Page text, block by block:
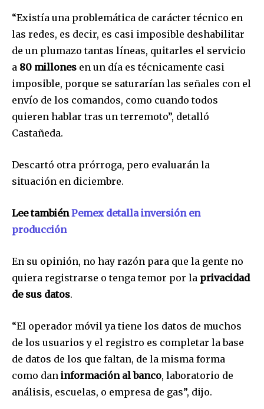
Únete a nuestra comunidad de
suscriptores y sé parte de la
conversación.
Para suscribirte, solo escribe tu dirección de correo eletrónico
y da click en el botón de "suscribir". No te preocupes,
INBOX. Tu información está segura con nosotros.
Política de Privacidad
32,111 32,214 11,243
“Existía una problemática de carácter técnico en
las redes, es decir, es casi imposible deshabilitar
de un plumazo tantas líneas, quitarles el servicio
a 80 millones en un día es técnicamente casi
imposible, porque se saturarían las señales con el
envío de los comandos, como cuando todos
quieren hablar tras un terremoto”, detalló
Castañeda.
Descartó otra prórroga, pero evaluarán la
situación en diciembre.
Lee tambiénPemex detalla inversión en
producción
En su opinión, no hay razón para que la gente no
quiera registrarse o tenga temor por la privacidad
de sus datos.
“El operador móvil ya tiene los datos de muchos
de los usuarios y el registro es completar la base
de datos de los que faltan, de la misma forma
como dan información al banco, laboratorio de
análisis, escuelas, o empresa de gas”, dijo.